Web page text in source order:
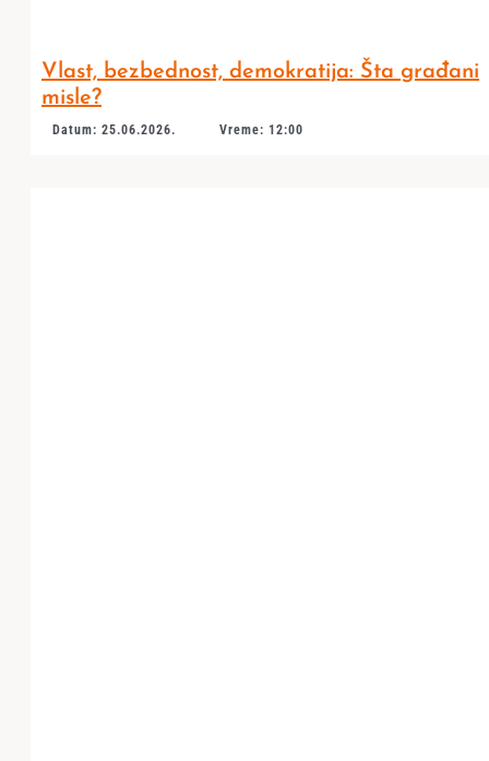
Vlast, bezbednost, demokratija: Šta građani
misle?
Datum: 25.06.2026. Vreme: 12:00